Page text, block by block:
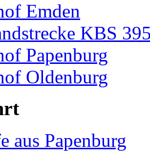
Emden
KBS
Papenburg
Oldenburg
aus Papenburg